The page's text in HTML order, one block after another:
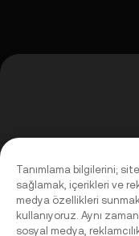
Tanımlama bilgilerini;
sağlamak, içerikleri ve
medya özellikleri
kullanıyoruz. Aynı
sosyal medya,
KuCoin Vadeli